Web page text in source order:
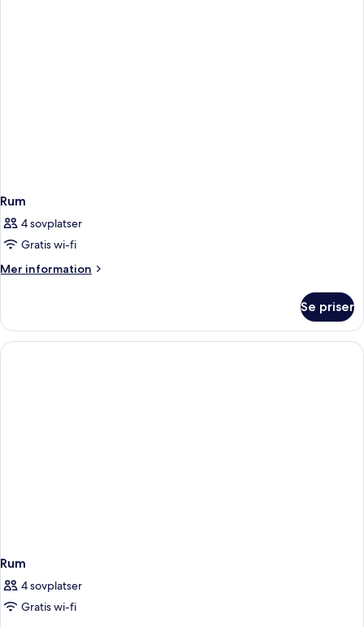
Rum
4 sovplatser
Gratis wi-fi
Mer information
Mer
Se priser
Rum
4 sovplatser
Gratis wi-fi